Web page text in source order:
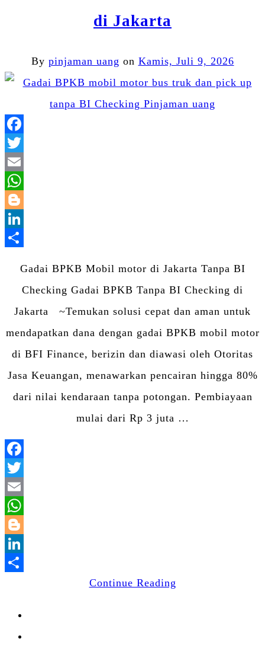
di Jakarta
By pinjaman uang on Kamis, Juli 9, 2026
Gadai BPKB Mobil motor di Jakarta Tanpa BI
Checking Gadai BPKB Tanpa BI Checking di
Jakarta ~Temukan solusi cepat dan aman untuk
mendapatkan dana dengan gadai BPKB mobil motor
di BFI Finance, berizin dan diawasi oleh Otoritas
Jasa Keuangan, menawarkan pencairan hingga 80%
dari nilai kendaraan tanpa potongan. Pembiayaan
mulai dari Rp 3 juta …
Share
Continue Reading